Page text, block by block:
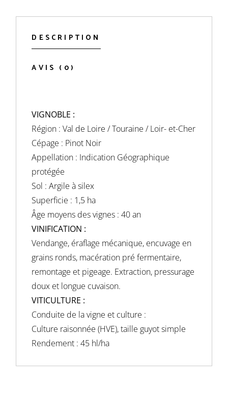
DESCRIPTION
AVIS (0)
VIGNOBLE :
Région : Val de Loire / Touraine / Loir- et-Cher
Cépage : Pinot Noir
Appellation : Indication Géographique
protégée
Sol : Argile à silex
Superficie : 1,5 ha
Âge moyens des vignes : 40 an
VINIFICATION :
Vendange, éraflage mécanique, encuvage en
grains ronds, macération pré fermentaire,
remontage et pigeage. Extraction, pressurage
doux et longue cuvaison.
VITICULTURE :
Conduite de la vigne et culture :
Culture raisonnée (HVE), taille guyot simple
Rendement : 45 hl/ha